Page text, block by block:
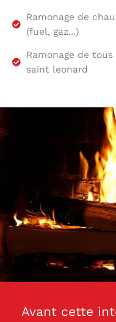
Ramonage de
(fuel, gaz...)
Ramonage de
saint leonard
Avant cette